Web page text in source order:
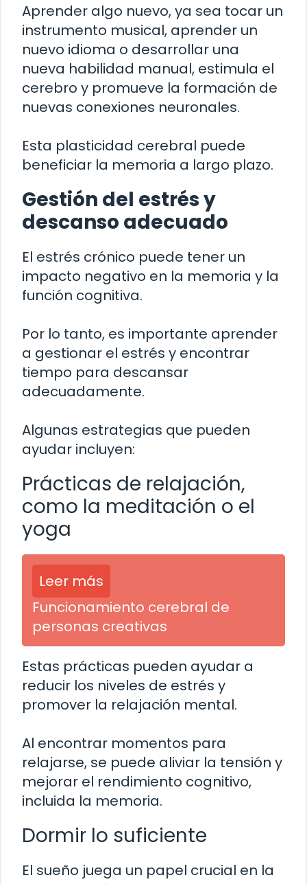
Aprender algo nuevo, ya sea tocar un
instrumento musical, aprender un
nuevo idioma o desarrollar una
nueva habilidad manual, estimula el
cerebro y promueve la formación de
nuevas conexiones neuronales.
Esta plasticidad cerebral puede
beneficiar la memoria a largo plazo.
Gestión del estrés y
descanso adecuado
El estrés crónico puede tener un
impacto negativo en la memoria y la
función cognitiva.
Por lo tanto, es importante aprender
a gestionar el estrés y encontrar
tiempo para descansar
adecuadamente.
Algunas estrategias que pueden
ayudar incluyen:
Prácticas de relajación,
como la meditación o el
yoga
Leer más
Funcionamiento cerebral de
personas creativas
Estas prácticas pueden ayudar a
reducir los niveles de estrés y
promover la relajación mental.
Al encontrar momentos para
relajarse, se puede aliviar la tensión y
mejorar el rendimiento cognitivo,
incluida la memoria.
Dormir lo suficiente
El sueño juega un papel crucial en la